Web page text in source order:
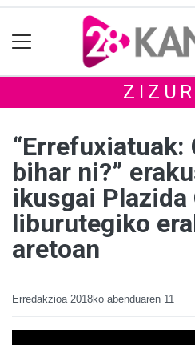
“Errefuxiatuak:
bihar ni?”
ikusgai Plazida
liburutegiko
aretoan
Erredakzioa 2018ko abenduaren 11